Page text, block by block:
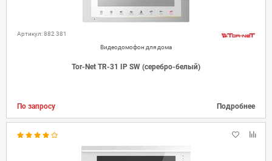
Артикул: 882 381
Видеодомофон для дома
Tor-Net TR-31 IP SW (серебро-белый)
По запросу Подробнее